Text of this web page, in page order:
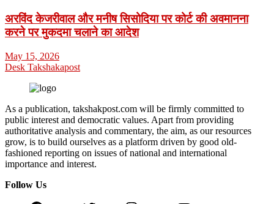
अरविंद केजरीवाल और मनीष सिसोदिया पर कोर्ट की अवमानना
करने पर मुकदमा चलाने का आदेश
May 15, 2026
Desk Takshakapost
As a publication, takshakpost.com will be firmly committed to
public interest and democratic values. Apart from providing
authoritative analysis and commentary, the aim, as our resources
grow, is to build ourselves as a platform driven by good old-
fashioned reporting on issues of national and international
importance and interest.
Follow Us